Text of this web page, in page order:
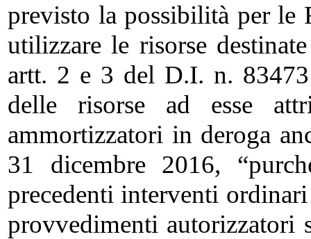
previsto la possibilità per le
utilizzare le risorse
artt. 2 e 3 del D.I. n.
delle risorse ad esse
ammortizzatori in deroga
31 dicembre 2016,
precedenti interventi
provvedimenti autorizzatori